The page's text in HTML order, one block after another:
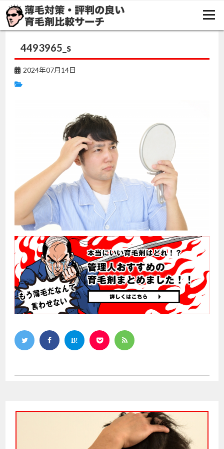
TOP コラム
驚きの薄毛予防法！今日から始める髪を守る生活習慣
4493965_s
4493965_s
2024年07月14日